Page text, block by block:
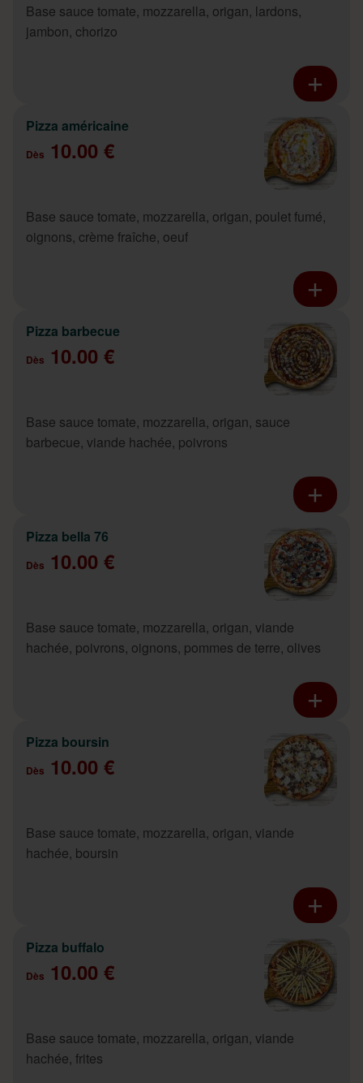
Base sauce tomate, mozzarella, origan, lardons,
jambon, chorizo
Pizza américaine
Dès 10.00 €
Base sauce tomate, mozzarella, origan, poulet fumé,
oignons, crème fraîche, oeuf
Pizza barbecue
Dès 10.00 €
Base sauce tomate, mozzarella, origan, sauce
barbecue, viande hachée, poivrons
Pizza bella 76
Dès 10.00 €
Base sauce tomate, mozzarella, origan, viande
hachée, poivrons, oignons, pommes de terre, olives
Pizza boursin
Dès 10.00 €
Base sauce tomate, mozzarella, origan, viande
hachée, boursin
Pizza buffalo
Dès 10.00 €
Base sauce tomate, mozzarella, origan, viande
hachée, frites